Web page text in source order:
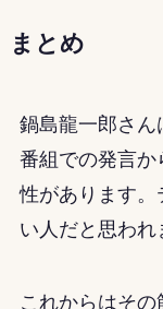
まとめ
鍋島龍一郎さ
番組での発言か
性があります。
い人だと思われ
これからはそ